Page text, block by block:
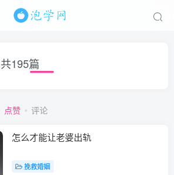
共195篇
点赞 评论
怎么才能让老婆出轨
挽救婚姻